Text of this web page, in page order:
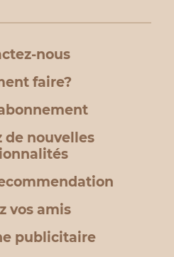
nous
faire?
de nouvelles
vos amis
publicitaire